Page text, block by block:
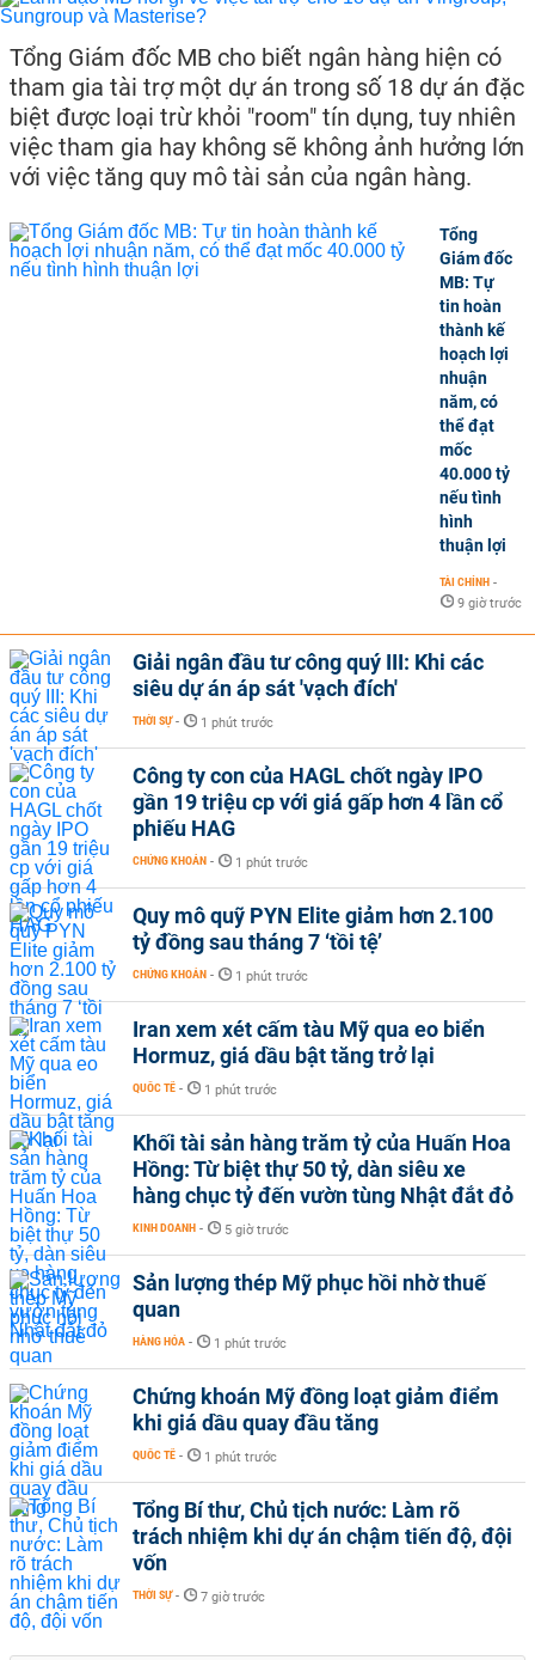
Tổng Giám đốc MB cho biết ngân hàng hiện có
tham gia tài trợ một dự án trong số 18 dự án đặc
biệt được loại trừ khỏi "room" tín dụng, tuy nhiên
việc tham gia hay không sẽ không ảnh hưởng lớn
với việc tăng quy mô tài sản của ngân hàng.
Tổng
Giám đốc
MB: Tự
tin hoàn
thành kế
hoạch lợi
nhuận
năm, có
thể đạt
mốc
40.000 tỷ
nếu tình
hình
thuận lợi
TÀI CHÍNH -
9 giờ trước
Giải ngân đầu tư công quý III: Khi các
siêu dự án áp sát 'vạch đích'
THỜI SỰ - 1 phút trước
Công ty con của HAGL chốt ngày IPO
gần 19 triệu cp với giá gấp hơn 4 lần cổ
phiếu HAG
CHỨNG KHOÁN - 1 phút trước
Quy mô quỹ PYN Elite giảm hơn 2.100
tỷ đồng sau tháng 7 ‘tồi tệ’
CHỨNG KHOÁN - 1 phút trước
Iran xem xét cấm tàu Mỹ qua eo biển
Hormuz, giá dầu bật tăng trở lại
QUỐC TẾ - 1 phút trước
Khối tài sản hàng trăm tỷ của Huấn Hoa
Hồng: Từ biệt thự 50 tỷ, dàn siêu xe
hàng chục tỷ đến vườn tùng Nhật đắt đỏ
KINH DOANH - 5 giờ trước
Sản lượng thép Mỹ phục hồi nhờ thuế
quan
HÀNG HÓA - 1 phút trước
Chứng khoán Mỹ đồng loạt giảm điểm
khi giá dầu quay đầu tăng
QUỐC TẾ - 1 phút trước
Tổng Bí thư, Chủ tịch nước: Làm rõ
trách nhiệm khi dự án chậm tiến độ, đội
vốn
THỜI SỰ - 7 giờ trước